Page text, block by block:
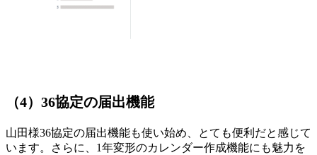
（4）36協定の届出機能
山田様36協定の届出機能も使い始め、とても便利だと感じて
います。さらに、1年変形のカレンダー作成機能にも魅力を